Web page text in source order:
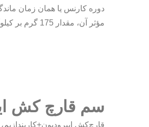
مؤثر آن، مقدار 175 گرم بر کیلوگرم کاربندازیم به علاوه 350 گرم بر کیلوگرم ایپرودیون می‌باشد.
سم قارچ کش
قارچ‌کش